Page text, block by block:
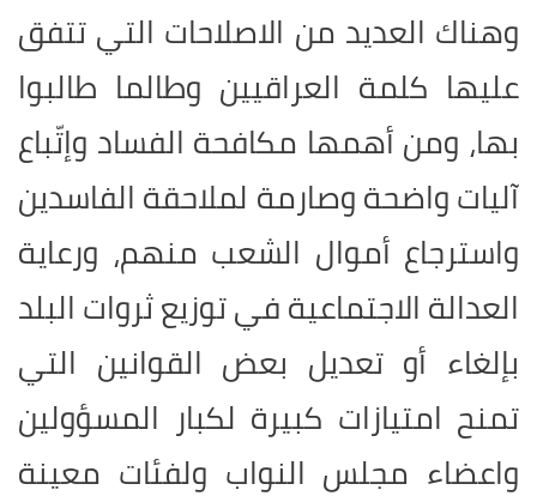
وهناك العديد من الاصلاحات التي تتفق
عليها كلمة العراقيين وطالما طالبوا
بها، ومن أهمها مكافحة الفساد وإتّباع
آليات واضحة وصارمة لملاحقة الفاسدين
واسترجاع أموال الشعب منهم، ورعاية
العدالة الاجتماعية في توزيع ثروات البلد
بإلغاء أو تعديل بعض القوانين التي
تمنح امتيازات كبيرة لكبار المسؤولين
واعضاء مجلس النواب ولفئات معينة